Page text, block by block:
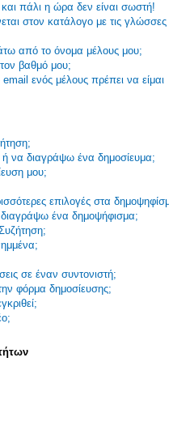
πάλι η ώρα δεν είναι σωστή!
στον κατάλογο με τις γλώσσες
από το όνομα μέλους μου;
βαθμό μου;
ενός μέλους πρέπει να είμαι
να διαγράψω ένα δημοσίευμα;
μου;
επιλογές στα
ένα δημοψήφισμα;
σε έναν συντονιστή;
φόρμα δημοσίευσης;